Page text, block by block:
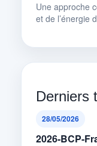
Une approche
et de l’énergie
Derniers
28/05/2026
2026-BCP-